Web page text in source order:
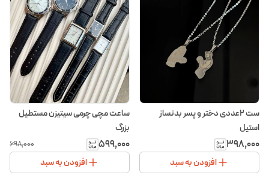
ست ۲عددی دختر و پسر بدنساز
استیل
۳۹۸٬۰۰۰
افزودن به سبد
ساعت مچی چرمی سیتیزن مستطیل
بزرگ
۵۹۹٬۰۰۰ ۶۹۸٬۰۰۰
افزودن به سبد